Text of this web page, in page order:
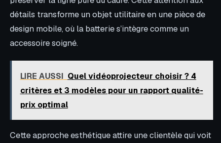
détails transforme un objet utilitaire en une pièce de
design mobile, où la batterie s’intègre comme un
accessoire soigné.
LIRE AUSSI Quel vidéoprojecteur choisir ? 4
critères et 3 modèles pour un rapport qualité-
prix optimal
Cette approche esthétique attire une clientèle qui voit